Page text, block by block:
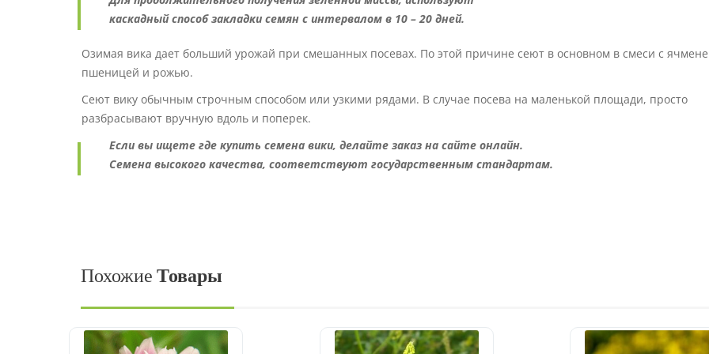
каскадный способ закладки семян с интервалом в 10 – 20 дней.
Озимая вика дает больший урожай при смешанных посевах. По этой причине сеют в основном в смеси с
пшеницей и рожью.
Сеют вику обычным строчным способом или узкими рядами. В случае посева на маленькой площади, просто
разбрасывают вручную вдоль и поперек.
Если вы ищете где купить семена вики, делайте заказ на сайте онлайн.
Семена высокого качества, соответствуют государственным стандартам.
Похожие Товары